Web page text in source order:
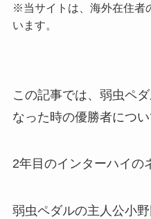
※当サイトは、海外在住者
います。
この記事では、弱虫ペ
なった時の優勝者につい
2年目のインターハイの
弱虫ペダルの主人公小